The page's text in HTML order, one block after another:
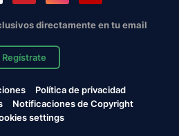
directamente en tu email
Regístrate
Política de privacidad
Notificaciones de Copyright
settings